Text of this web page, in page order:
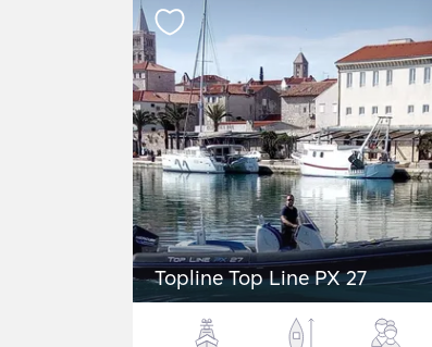
Topline Top Line PX 27